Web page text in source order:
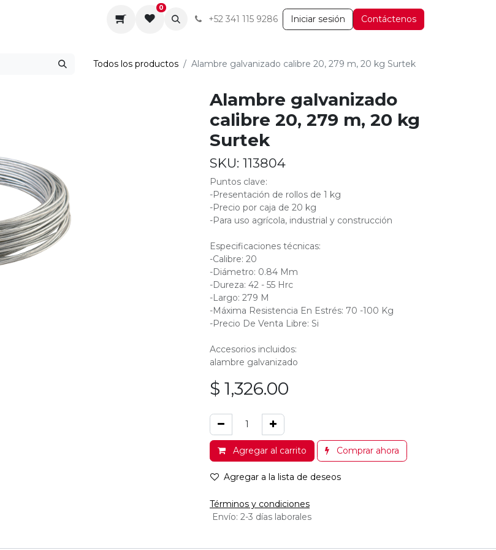
Servicios
0
+52 341 115 9286 Iniciar sesión Contáctenos
Todos los productos Alambre galvanizado calibre 20, 279 m, 20 kg Surtek
Alambre galvanizado
calibre 20, 279 m, 20 kg
Surtek
SKU: 113804
Puntos clave:
-Presentación de rollos de 1 kg
-Precio por caja de 20 kg
-Para uso agrícola, industrial y construcción
Especificaciones técnicas:
-Calibre: 20
-Diámetro: 0.84 Mm
-Dureza: 42 - 55 Hrc
-Largo: 279 M
-Máxima Resistencia En Estrés: 70 -100 Kg
-Precio De Venta Libre: Si
Accesorios incluidos:
alambre galvanizado
$ 1,326.00
Agregar al carrito Comprar ahora
Agregar a la lista de deseos
Términos y condiciones
Envío: 2-3 días laborales